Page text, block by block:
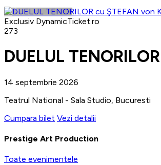
Exclusiv DynamicTicket.ro
273
DUELUL
14 septembrie 2026
Teatrul National - Sala Studio, Bucuresti
Cumpara bilet Vezi detalii
Prestige Art Production
Toate evenimentele